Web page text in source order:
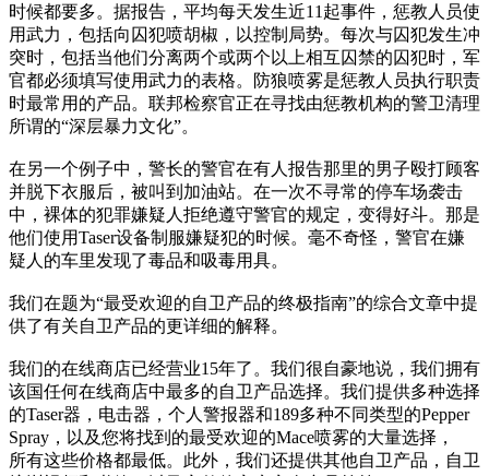
时候都要多。据报告，平均每天发生近11起事件，惩教人员使
用武力，包括向囚犯喷胡椒，以控制局势。每次与囚犯发生冲
突时，包括当他们分离两个或两个以上相互囚禁的囚犯时，军
官都必须填写使用武力的表格。防狼喷雾是惩教人员执行职责
时最常用的产品。联邦检察官正在寻找由惩教机构的警卫清理
所谓的“深层暴力文化”。
在另一个例子中，警长的警官在有人报告那里的男子殴打顾客
并脱下衣服后，被叫到加油站。在一次不寻常的停车场袭击
中，裸体的犯罪嫌疑人拒绝遵守警官的规定，变得好斗。那是
他们使用Taser设备制服嫌疑犯的时候。毫不奇怪，警官在嫌
疑人的车里发现了毒品和吸毒用具。
我们在题为“最受欢迎的自卫产品的终极指南”的综合文章中提
供了有关自卫产品的更详细的解释。
我们的在线商店已经营业15年了。我们很自豪地说，我们拥有
该国任何在线商店中最多的自卫产品选择。我们提供多种选择
的Taser器，电击器，个人警报器和189多种不同类型的Pepper
Spray，以及您将找到的最受欢迎的Mace喷雾的大量选择，
所有这些价格都最低。此外，我们还提供其他自卫产品，自卫